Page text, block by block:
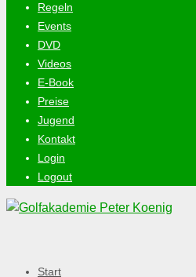
Regeln
Events
DVD
Videos
E-Book
Preise
Jugend
Kontakt
Login
Logout
Start